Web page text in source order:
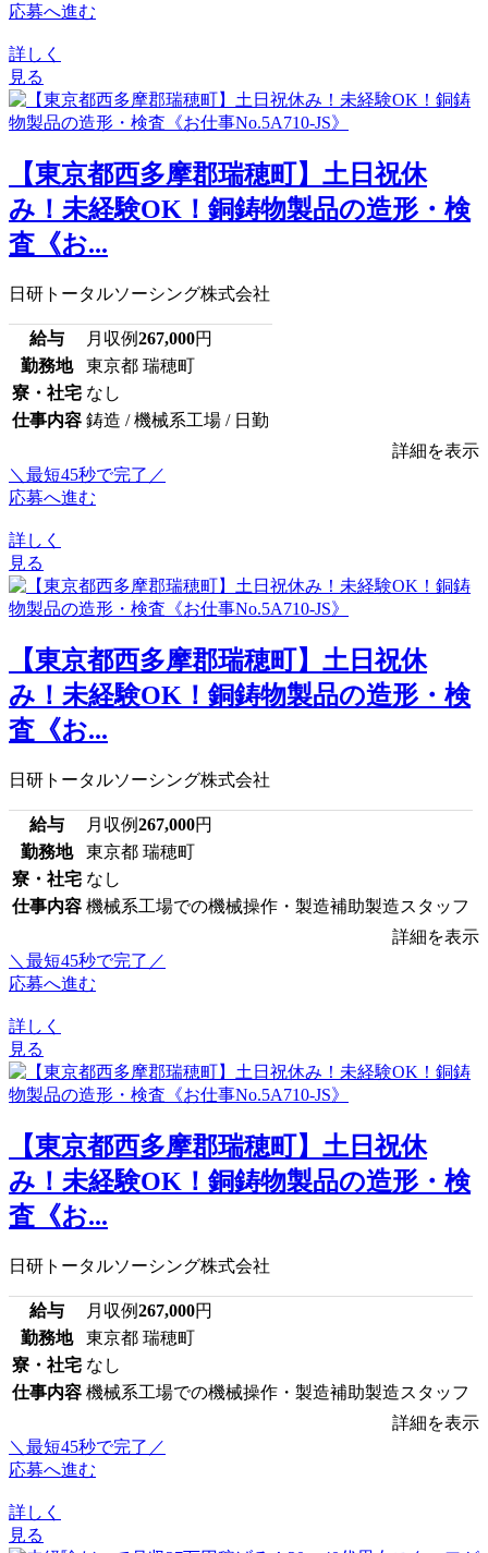
応募へ進む
詳しく
見る
【東京都西多摩郡瑞穂町】土日祝休
み！未経験OK！銅鋳物製品の造形・検
査《お...
日研トータルソーシング株式会社
給与 月収例267,000円
勤務地
東京都 瑞穂町
寮・社宅 なし
仕事内容 鋳造 / 機械系工場 / 日勤
詳細を表示
＼最短45秒で完了／
応募へ進む
詳しく
見る
【東京都西多摩郡瑞穂町】土日祝休
み！未経験OK！銅鋳物製品の造形・検
査《お...
日研トータルソーシング株式会社
給与 月収例267,000円
勤務地
東京都 瑞穂町
寮・社宅 なし
仕事内容 機械系工場での機械操作・製造補助製造スタッフ
詳細を表示
＼最短45秒で完了／
応募へ進む
詳しく
見る
【東京都西多摩郡瑞穂町】土日祝休
み！未経験OK！銅鋳物製品の造形・検
査《お...
日研トータルソーシング株式会社
給与 月収例267,000円
勤務地
東京都 瑞穂町
寮・社宅 なし
仕事内容 機械系工場での機械操作・製造補助製造スタッフ
詳細を表示
＼最短45秒で完了／
応募へ進む
詳しく
見る